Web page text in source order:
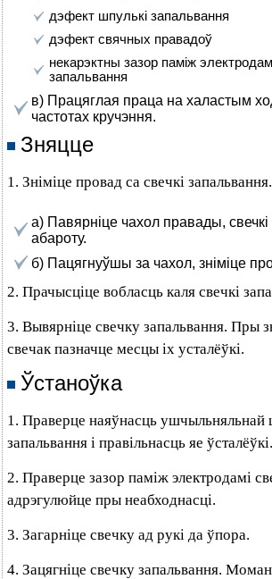
дэфект шпулькі запальвання
дэфект свячных правадоў
некарэктны зазор паміж
запальвання
в) Працяглая праца на халастым
частотах кручэння.
Зняцце
1. Зніміце провад са свечкі запальвання.
а) Павярніце чахол правады,
абароту.
б) Пацягнуўшы за чахол, зніміце
2. Прачысціце вобласць каля свечкі
3. Вывярніце свечку запальвання. Пры
свечак пазначце месцы іх усталёўкі.
Ўстаноўка
1. Праверце наяўнасць ушчыльняльнай
запальвання і правільнасць яе ўсталёўкі.
2. Праверце зазор паміж электродамі
адрэгулюйце пры неабходнасці.
3. Загарніце свечку ад рукі да ўпора.
4. Зацягніце свечку запальвання.